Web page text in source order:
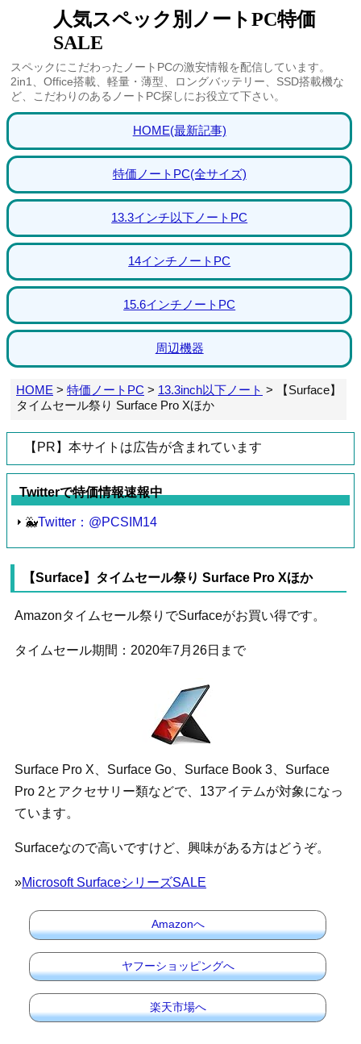
人気スペック別ノートPC特価
SALE
スペックにこだわったノートPCの激安情報を配信しています。
2in1、Office搭載、軽量・薄型、ロングバッテリー、SSD搭載機な
ど、こだわりのあるノートPC探しにお役立て下さい。
HOME(最新記事)
特価ノートPC(全サイズ)
13.3インチ以下ノートPC
14インチノートPC
15.6インチノートPC
周辺機器
HOME > 特価ノートPC > 13.3inch以下ノート >
【Surface】
タイムセール祭り Surface Pro Xほか
【PR】本サイトは広告が含まれています
Twitterで特価情報速報中
🐳Twitter：@PCSIM14
【Surface】タイムセール祭り Surface Pro Xほか
Amazonタイムセール祭りでSurfaceがお買い得です。
タイムセール期間：2020年7月26日まで
Surface Pro X、Surface Go、Surface Book 3、Surface
Pro 2とアクセサリー類などで、13アイテムが対象になっ
ています。
Surfaceなので高いですけど、興味がある方はどうぞ。
»Microsoft SurfaceシリーズSALE
Amazonへ
ヤフーショッピングへ
楽天市場へ